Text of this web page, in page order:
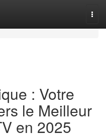
: Votre
le Meilleur
en 2025